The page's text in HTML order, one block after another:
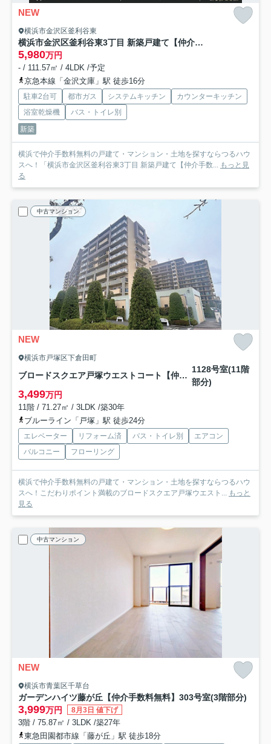
NEW
横浜市金沢区釜利谷東
横浜市金沢区釜利谷東3丁目 新築戸建て【仲介手数料無料】カースペース2台
5,980万円
- / 111.57㎡ / 4LDK /予定
京急本線「金沢文庫」駅 徒歩16分
駐車2台可 都市ガス システムキッチン
カウンターキッチン
浴室乾燥機
バス・トイレ別
新築
横浜で仲介手数料無料の戸建て・マンション・土地を探すならつるハウ
スへ！「横浜市金沢区釜利谷東3丁目 新築戸建て【仲介手数...
もっと見
る
中古マンション
NEW
横浜市戸塚区下倉田町
ブロードスクエア戸塚ウエストコート【仲介手数料無料】
1128号室(11階
部分)
3,499万円
11階 / 71.27㎡ / 3LDK /築30年
ブルーライン「戸塚」駅 徒歩24分
エレベーター リフォーム済 バス・トイレ別
エアコン
バルコニー
フローリング
横浜で仲介手数料無料の戸建て・マンション・土地を探すならつるハウ
スへ！こだわりポイント満載のブロードスクエア戸塚ウエスト...
もっと
見る
中古マンション
NEW
横浜市青葉区千草台
ガーデンハイツ藤が丘【仲介手数料無料】 303号室(3階部分)
3,999万円 8月3日 値下げ
3階 / 75.87㎡ / 3LDK /築27年
東急田園都市線「藤が丘」駅 徒歩18分